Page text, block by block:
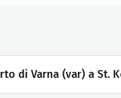
di Varna (var) a St.